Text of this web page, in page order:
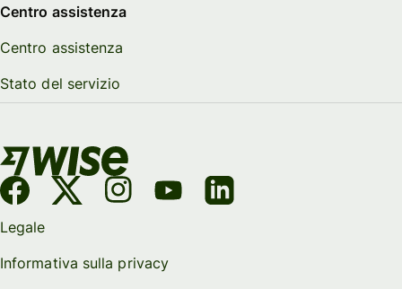
Centro assistenza
Centro assistenza
Stato del servizio
Legale
Informativa sulla privacy